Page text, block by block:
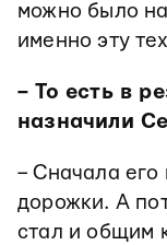
можно было
именно эту
– То есть в
назначили
– Сначала
дорожки. А
стал и общим